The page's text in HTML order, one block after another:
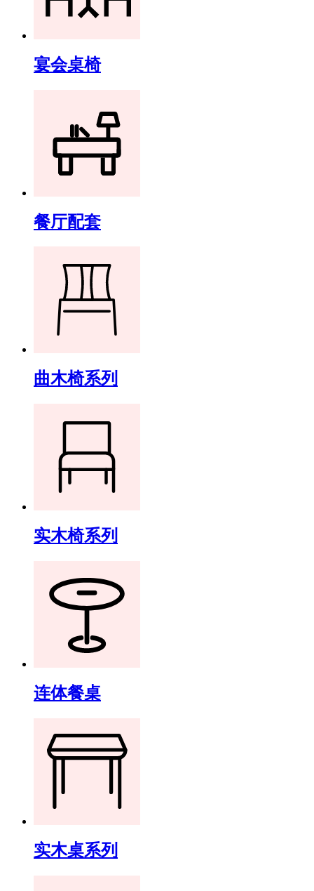
宴会桌椅
餐厅配套
曲木椅系列
实木椅系列
连体餐桌
实木桌系列